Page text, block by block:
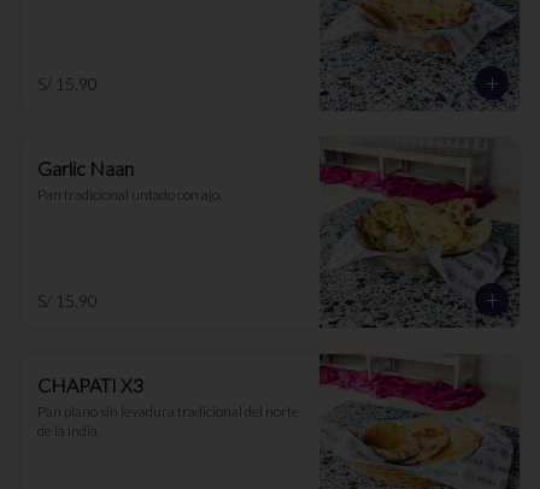
S/ 15.90
Garlic Naan
Pan tradicional untado con ajo.
S/ 15.90
CHAPATI X3
Pan plano sin levadura tradicional del norte
de la India.